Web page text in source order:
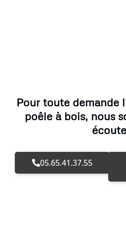
Pour toute demande
poêle à bois, nous
05.65.41.37.55